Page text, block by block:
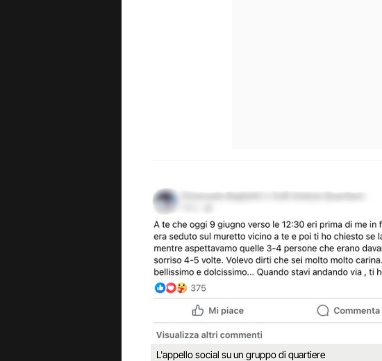
L'appello social su un gruppo di quartiere